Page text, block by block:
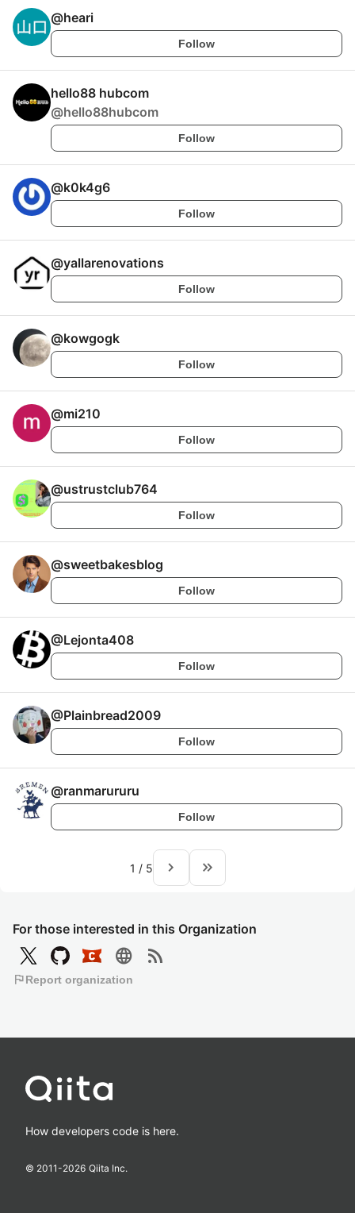
For those interested in this Organization
language rss_feed
flagReport organization
@heari
Follow
hello88 hubcom
@hello88hubcom
Follow
@k0k4g6
Follow
@yallarenovations
Follow
@kowgogk
Follow
@mi210
Follow
@ustrustclub764
Follow
@sweetbakesblog
Follow
@Lejonta408
Follow
@Plainbread2009
Follow
@ranmarururu
Follow
1 / 5 navigate_next keyboard_double_arrow_right
How developers code is here.
© 2011-2026 Qiita Inc.